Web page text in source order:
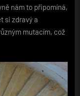
nám to připomíná,
si zdravý a
mutacím, což